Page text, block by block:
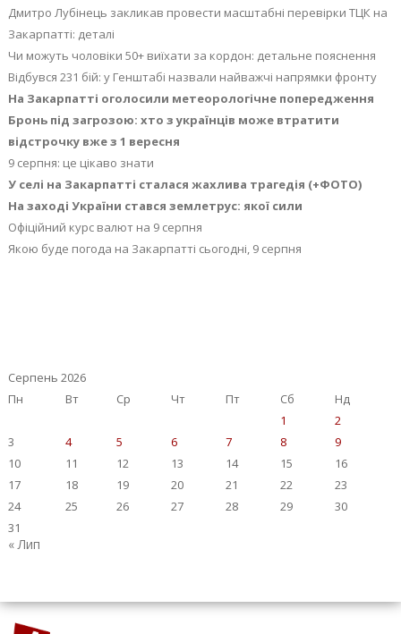
Дмитро Лубінець закликав провести масштабні перевірки ТЦК на
Закарпатті: деталі
Чи можуть чоловіки 50+ виїхати за кордон: детальне пояснення
Відбувся 231 бій: у Генштабі назвали найважчі напрямки фронту
На Закарпатті оголосили метеорологічне попередження
Бронь під загрозою: хто з українців може втратити
відстрочку вже з 1 вересня
9 серпня: це цікаво знати
У селі на Закарпатті сталася жахлива трагедія (+ФОТО)
На заході України стався землетрус: якої сили
Офіційний курс валют на 9 серпня
Якою буде погода на Закарпатті сьогодні, 9 серпня
Серпень 2026
Пн
Вт Ср Чт Пт Сб
Нд
1
2
3
4 5 6 7 8
9
10
11 12 13 14 15
16
17
18 19 20 21 22
23
24
25 26 27 28 29
30
31
« Лип